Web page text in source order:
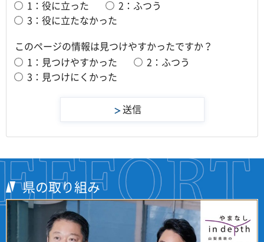
1：役に立った
2：ふつう
3：役に立たなかった
このページの情報は見つけやすかったですか？
1：見つけやすかった
2：ふつう
3：見つけにくかった
県の取り組み